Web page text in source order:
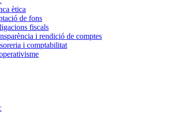
ètica
de fons
fiscals
i rendició de comptes
i comptabilitat